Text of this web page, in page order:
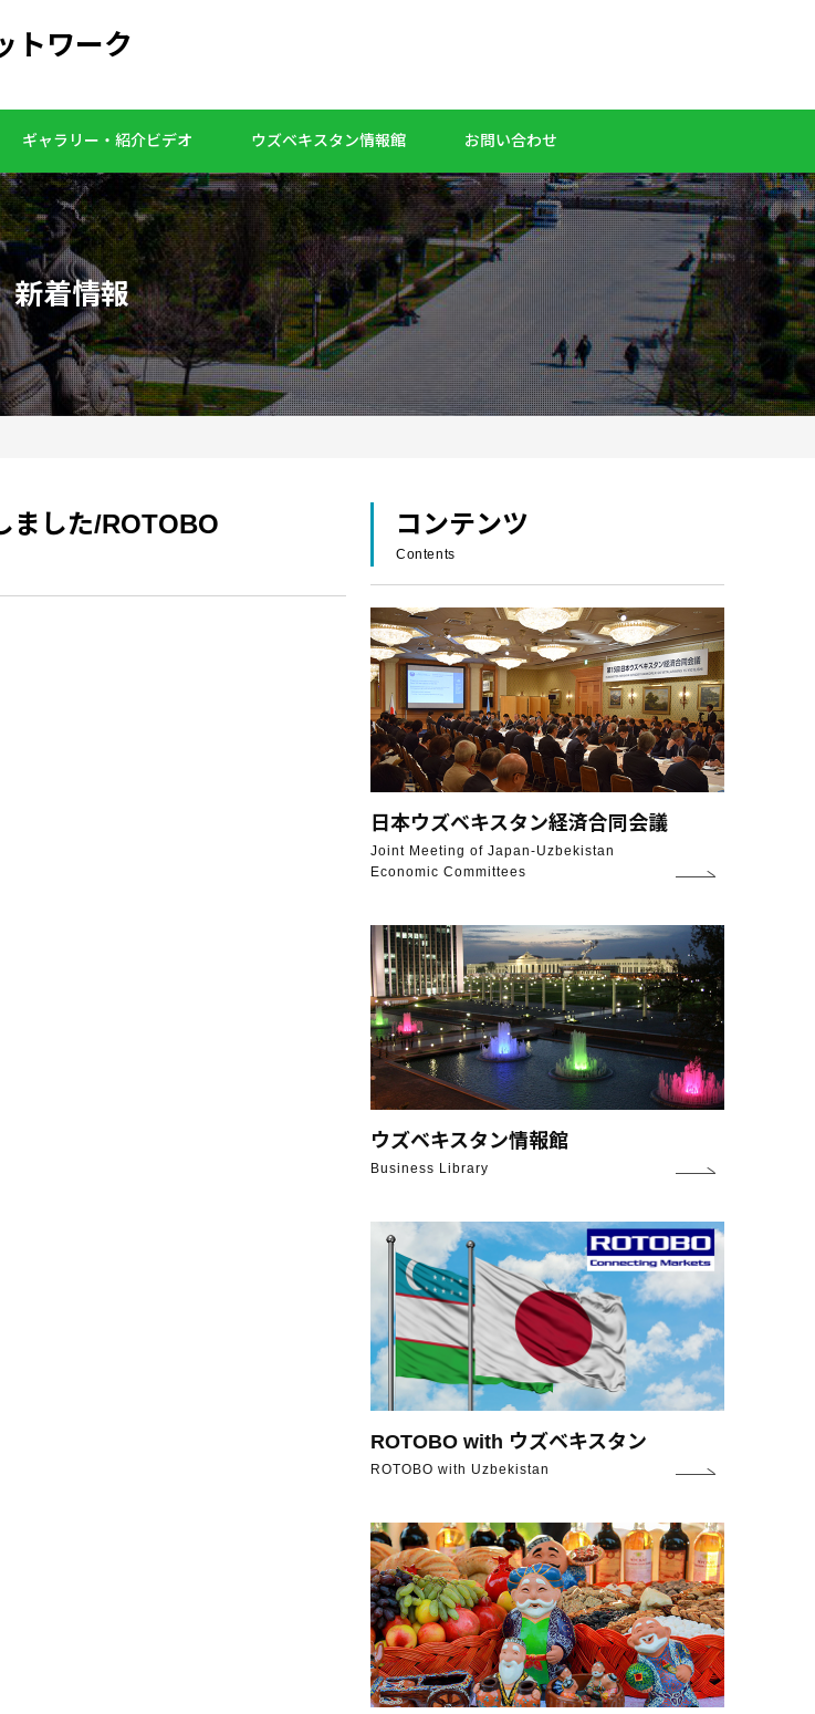
トワーク
ギャラリー・紹介ビデオ ウズベキスタン情報館 お問い合わせ
新着情報
ました/ROTOBO コンテンツ
Contents
日本ウズベキスタン経済合同会議
Joint Meeting of Japan-Uzbekistan
Economic Committees
ウズベキスタン情報館
Business Library
ROTOBO with ウズベキスタン
ROTOBO with Uzbekistan